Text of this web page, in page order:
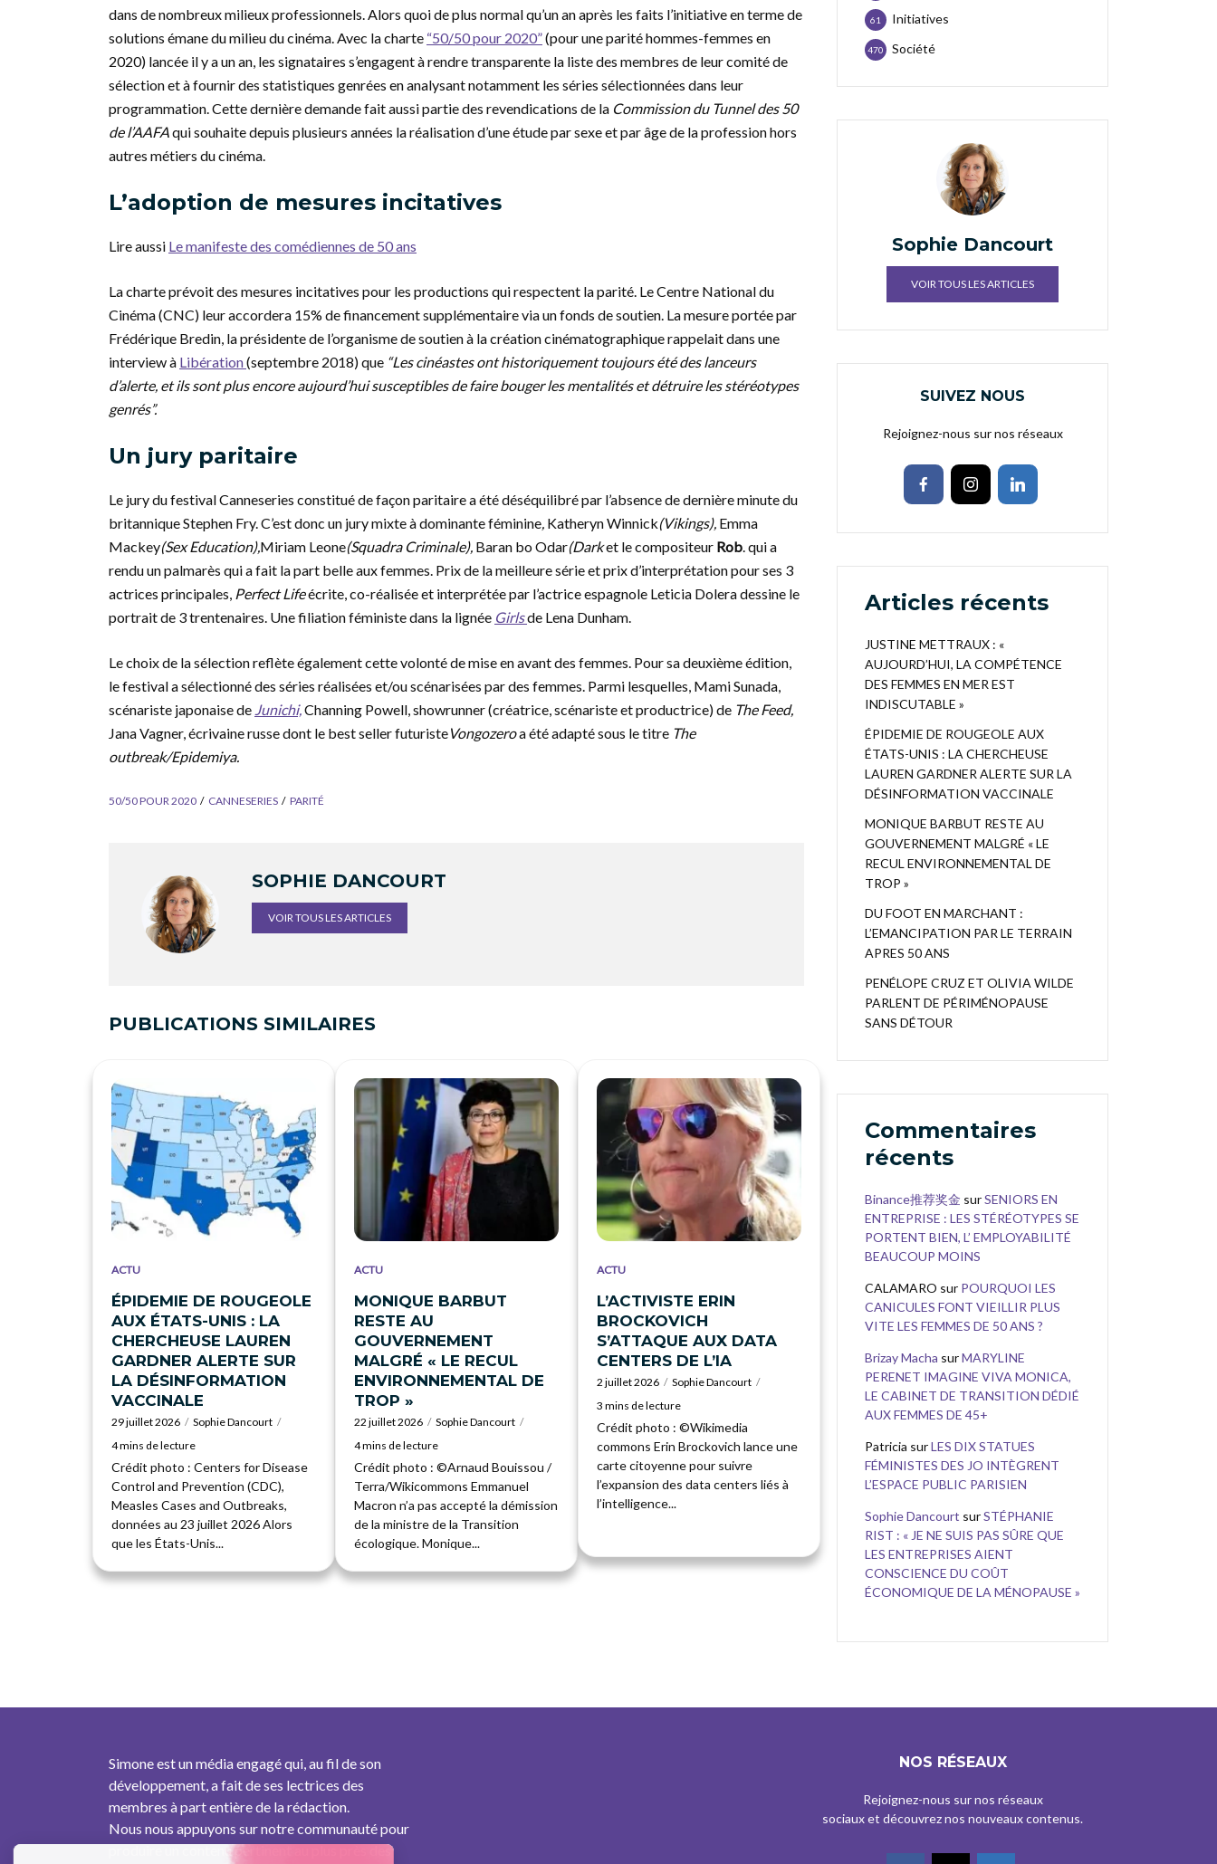
dans de nombreux milieux professionnels. Alors quoi de plus normal qu’un an après les faits l’initiative en terme de
solutions émane du milieu du cinéma. Avec la charte “50/50 pour 2020”(pour une parité hommes-femmes en
2020) lancée il y a un an, les signataires s’engagent à rendre transparente la liste des membres de leur comité de
sélection et à fournir des statistiques genrées en analysant notamment les séries sélectionnées dans leur
programmation. Cette dernière demande fait aussi partie des revendications de la Commission du Tunnel des 50
de l’AAFAqui souhaite depuis plusieurs années la réalisation d’une étude par sexe et par âge de la profession hors
autres métiers du cinéma.
L’adoption de mesures incitatives
Lire aussi Le manifeste des comédiennes de 50 ans
La charte prévoit des mesures incitatives pour les productions qui respectent la parité. Le Centre National du
Cinéma (CNC) leur accordera 15% de financement supplémentaire via un fonds de soutien. La mesure portée par
Frédérique Bredin, la présidente de l’organisme de soutien à la création cinématographique rappelait dans une
interview à Libération(septembre 2018) que “Les cinéastes ont historiquement toujours été des lanceurs
d’alerte, et ils sont plus encore aujourd’hui susceptibles de faire bouger les mentalités et détruire les stéréotypes
genrés”.
Un jury paritaire
Le jury du festival Canneseries constitué de façon paritaire a été déséquilibré par l’absence de dernière minute du
britannique Stephen Fry. C’est donc un jury mixte à dominante féminine, Katheryn Winnick(Vikings), Emma
Mackey(Sex Education),Miriam Leone(Squadra Criminale), Baran bo Odar(Darket le compositeur Rob. qui a
rendu un palmarès qui a fait la part belle aux femmes. Prix de la meilleure série et prix d’interprétation pour ses 3
actrices principales, Perfect Lifeécrite, co-réalisée et interprétée par l’actrice espagnole Leticia Dolera dessine le
portrait de 3 trentenaires. Une filiation féministe dans la lignée Girlsde Lena Dunham.
Le choix de la sélection reflète également cette volonté de mise en avant des femmes. Pour sa deuxième édition,
le festival a sélectionné des séries réalisées et/ou scénarisées par des femmes. Parmi lesquelles, Mami Sunada,
scénariste japonaise de Junichi,Channing Powell, showrunner (créatrice, scénariste et productrice) de The Feed,
Jana Vagner, écrivaine russe dont le best seller futuristeVongozeroa été adapté sous le titre The
outbreak/Epidemiya.
50/50 POUR 2020 CANNESERIES PARITÉ
SOPHIE DANCOURT
VOIR TOUS LES ARTICLES
PUBLICATIONS SIMILAIRES
ACTU
ÉPIDEMIE DE ROUGEOLE
AUX ÉTATS-UNIS : LA
CHERCHEUSE LAUREN
GARDNER ALERTE SUR
LA DÉSINFORMATION
VACCINALE
29 juillet 2026
Sophie Dancourt
4 mins de lecture
Crédit photo : Centers for Disease
Control and Prevention (CDC),
Measles Cases and Outbreaks,
données au 23 juillet 2026 Alors
que les États-Unis...
ACTU
MONIQUE BARBUT
RESTE AU
GOUVERNEMENT
MALGRÉ « LE RECUL
ENVIRONNEMENTAL DE
TROP »
22 juillet 2026
Sophie Dancourt
4 mins de lecture
Crédit photo : ©Arnaud Bouissou /
Terra/Wikicommons Emmanuel
Macron n’a pas accepté la démission
de la ministre de la Transition
écologique. Monique...
ACTU
L’ACTIVISTE ERIN
BROCKOVICH
S’ATTAQUE AUX DATA
CENTERS DE L’IA
2 juillet 2026
Sophie Dancourt
3 mins de lecture
Crédit photo : ©Wikimedia
commons Erin Brockovich lance une
carte citoyenne pour suivre
l’expansion des data centers liés à
l’intelligence...
Initiatives
61
Société
470
Sophie Dancourt
VOIR TOUS LES ARTICLES
SUIVEZ NOUS
Rejoignez-nous sur nos réseaux
Articles récents
JUSTINE METTRAUX : «
AUJOURD’HUI, LA COMPÉTENCE
DES FEMMES EN MER EST
INDISCUTABLE »
ÉPIDEMIE DE ROUGEOLE AUX
ÉTATS-UNIS : LA CHERCHEUSE
LAUREN GARDNER ALERTE SUR LA
DÉSINFORMATION VACCINALE
MONIQUE BARBUT RESTE AU
GOUVERNEMENT MALGRÉ « LE
RECUL ENVIRONNEMENTAL DE
TROP »
DU FOOT EN MARCHANT :
L’EMANCIPATION PAR LE TERRAIN
APRES 50 ANS
PENÉLOPE CRUZ ET OLIVIA WILDE
PARLENT DE PÉRIMÉNOPAUSE
SANS DÉTOUR
Commentaires
récents
Binance推荐奖金 surSENIORS EN
ENTREPRISE : LES STÉRÉOTYPES SE
PORTENT BIEN, L’ EMPLOYABILITÉ
BEAUCOUP MOINS
CALAMARO sur POURQUOI LES
CANICULES FONT VIEILLIR PLUS
VITE LES FEMMES DE 50 ANS ?
Brizay Macha surMARYLINE
PERENET IMAGINE VIVA MONICA,
LE CABINET DE TRANSITION DÉDIÉ
AUX FEMMES DE 45+
Patricia surLES DIX STATUES
FÉMINISTES DES JO INTÈGRENT
L’ESPACE PUBLIC PARISIEN
Sophie Dancourt surSTÉPHANIE
RIST : « JE NE SUIS PAS SÛRE QUE
LES ENTREPRISES AIENT
CONSCIENCE DU COÛT
ÉCONOMIQUE DE LA MÉNOPAUSE »
Simone est un média engagé qui, au fil de son
développement, a fait de ses lectrices des
membres à part entière de la rédaction.
Nous nous appuyons sur notre communauté pour
produire un contenu pertinent au plus près des
NOS RÉSEAUX
Rejoignez-nous sur nos réseaux
sociaux et découvrez nos nouveaux contenus.